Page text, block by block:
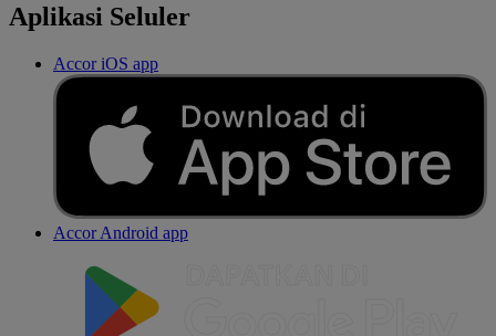
Aplikasi Seluler
Accor iOS app
Accor Android app